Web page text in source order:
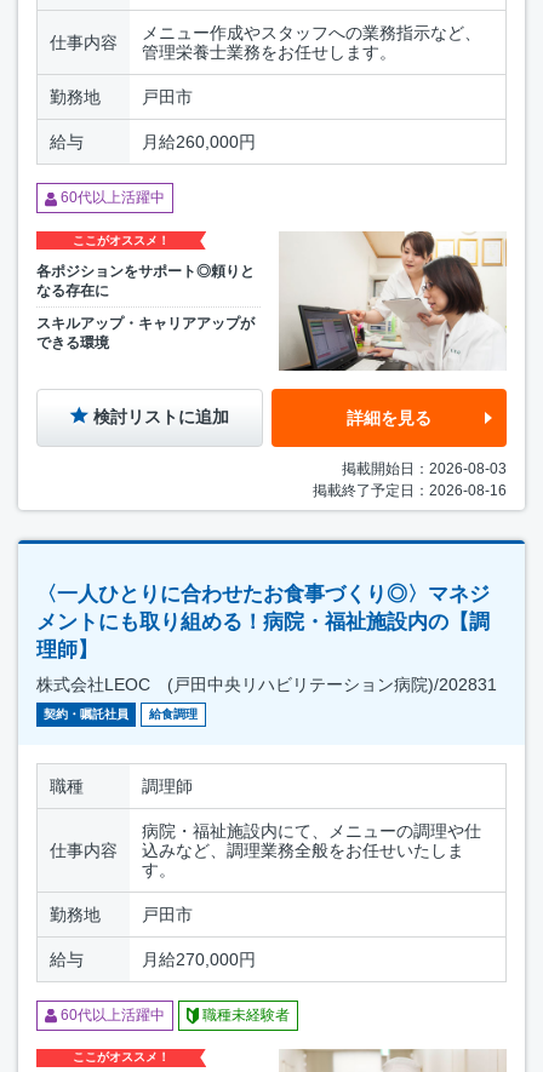
仕事内容
メニュー作成やスタッフへの業務指示など、
管理栄養士業務をお任せします。
勤務地 戸田市
給与 月給260,000円
60代以上活躍中
ここがオススメ！
各ポジションをサポート◎頼りと
なる存在に
スキルアップ・キャリアアップが
できる環境
検討リストに追加 詳細を見る
掲載開始日：2026-08-03
掲載終了予定日：2026-08-16
〈一人ひとりに合わせたお食事づくり◎〉マネジ
メントにも取り組める！病院・福祉施設内の【調
理師】
株式会社LEOC (戸田中央リハビリテーション病院)/202831
契約・嘱託社員 給食調理
職種 調理師
仕事内容
病院・福祉施設内にて、メニューの調理や仕
込みなど、調理業務全般をお任せいたしま
す。
勤務地 戸田市
給与 月給270,000円
60代以上活躍中 職種未経験者
ここがオススメ！